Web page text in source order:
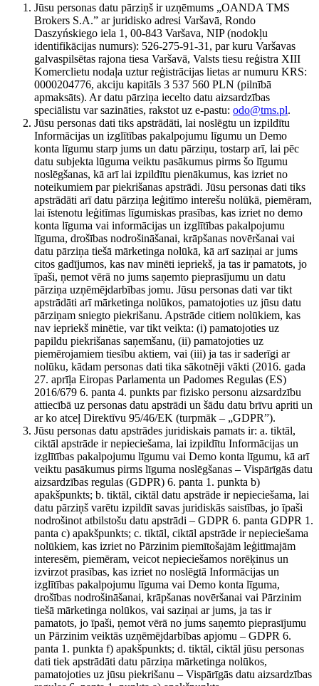
Jūsu personas datu pārziņš ir uzņēmums „OANDA TMS
Brokers S.A.” ar juridisko adresi Varšavā, Rondo
Daszyńskiego iela 1, 00-843 Varšava, NIP (nodokļu
identifikācijas numurs): 526-275-91-31, par kuru Varšavas
galvaspilsētas rajona tiesa Varšavā, Valsts tiesu reģistra XIII
Komerclietu nodaļa uztur reģistrācijas lietas ar numuru KRS:
0000204776, akciju kapitāls 3 537 560 PLN (pilnībā
apmaksāts). Ar datu pārziņa iecelto datu aizsardzības
speciālistu var sazināties, rakstot uz e-pastu: odo@tms.pl.
Jūsu personas dati tiks apstrādāti, lai noslēgtu un izpildītu
Informācijas un izglītības pakalpojumu līgumu un Demo
konta līgumu starp jums un datu pārziņu, tostarp arī, lai pēc
datu subjekta lūguma veiktu pasākumus pirms šo līgumu
noslēgšanas, kā arī lai izpildītu pienākumus, kas izriet no
noteikumiem par piekrišanas apstrādi. Jūsu personas dati tiks
apstrādāti arī datu pārziņa leģitīmo interešu nolūkā, piemēram,
lai īstenotu leģitīmas līgumiskas prasības, kas izriet no demo
konta līguma vai informācijas un izglītības pakalpojumu
līguma, drošības nodrošināšanai, krāpšanas novēršanai vai
datu pārziņa tiešā mārketinga nolūkā, kā arī saziņai ar jums
citos gadījumos, kas nav minēti iepriekš, ja tas ir pamatots, jo
īpaši, ņemot vērā no jums saņemto pieprasījumu un datu
pārziņa uzņēmējdarbības jomu. Jūsu personas dati var tikt
apstrādāti arī mārketinga nolūkos, pamatojoties uz jūsu datu
pārziņam sniegto piekrišanu. Apstrāde citiem nolūkiem, kas
nav iepriekš minētie, var tikt veikta: (i) pamatojoties uz
papildu piekrišanas saņemšanu, (ii) pamatojoties uz
piemērojamiem tiesību aktiem, vai (iii) ja tas ir saderīgi ar
nolūku, kādam personas dati tika sākotnēji vākti (2016. gada
27. aprīļa Eiropas Parlamenta un Padomes Regulas (ES)
2016/679 6. panta 4. punkts par fizisko personu aizsardzību
attiecībā uz personas datu apstrādi un šādu datu brīvu apriti un
ar ko atceļ Direktīvu 95/46/EK (turpmāk – „GDPR”).
Jūsu personas datu apstrādes juridiskais pamats ir: a. tiktāl,
ciktāl apstrāde ir nepieciešama, lai izpildītu Informācijas un
izglītības pakalpojumu līgumu vai Demo konta līgumu, kā arī
veiktu pasākumus pirms līguma noslēgšanas – Vispārīgās datu
aizsardzības regulas (GDPR) 6. panta 1. punkta b)
apakšpunkts; b. tiktāl, ciktāl datu apstrāde ir nepieciešama, lai
datu pārziņš varētu izpildīt savas juridiskās saistības, jo īpaši
nodrošinot atbilstošu datu apstrādi – GDPR 6. panta GDPR 1.
panta c) apakšpunkts; c. tiktāl, ciktāl apstrāde ir nepieciešama
nolūkiem, kas izriet no Pārzinim piemītošajām leģitīmajām
interesēm, piemēram, veicot nepieciešamos norēķinus un
izvirzot prasības, kas izriet no noslēgtā Informācijas un
izglītības pakalpojumu līguma vai Demo konta līguma,
drošības nodrošināšanai, krāpšanas novēršanai vai Pārzinim
tiešā mārketinga nolūkos, vai saziņai ar jums, ja tas ir
pamatots, jo īpaši, ņemot vērā no jums saņemto pieprasījumu
un Pārzinim veiktās uzņēmējdarbības apjomu – GDPR 6.
panta 1. punkta f) apakšpunkts; d. tiktāl, ciktāl jūsu personas
dati tiek apstrādāti datu pārziņa mārketinga nolūkos,
pamatojoties uz jūsu piekrišanu – Vispārīgās datu aizsardzības